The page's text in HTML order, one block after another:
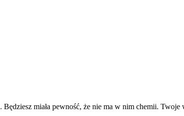
Będziesz miała pewność, że nie ma w nim chemii.